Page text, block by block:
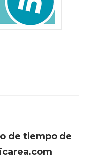
de tiempo de